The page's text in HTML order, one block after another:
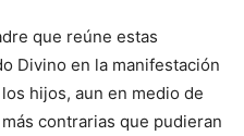
que reúne estas
Divino en la manifestación
hijos, aun en medio de
contrarias que pudieran